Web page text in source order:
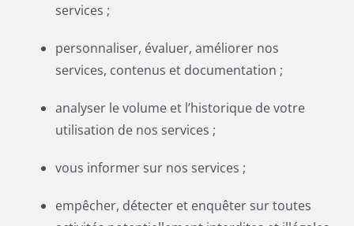
services ;
personnaliser, évaluer, améliorer nos
services, contenus et documentation ;
analyser le volume et l’historique de votre
utilisation de nos services ;
vous informer sur nos services ;
empêcher, détecter et enquêter sur toutes